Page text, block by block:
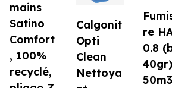
mains
Satino
Comfort
, 100%
recyclé,
Calgonit
Opti
Clean
Nettoya
re
0.8
40gr)